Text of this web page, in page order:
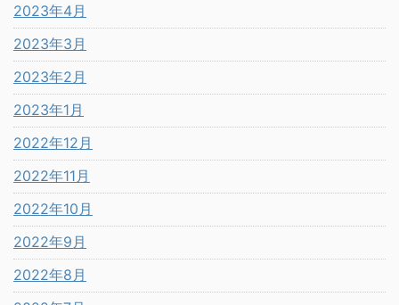
2023年4月
2023年3月
2023年2月
2023年1月
2022年12月
2022年11月
2022年10月
2022年9月
2022年8月